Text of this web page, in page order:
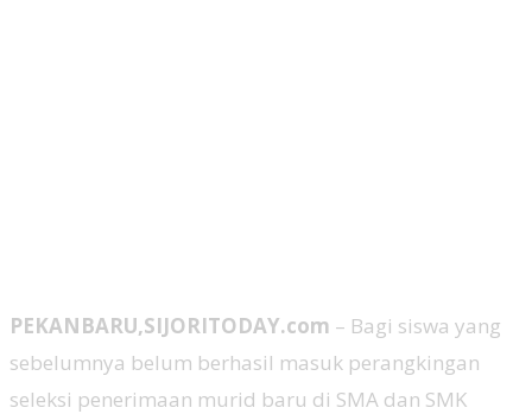
PEKANBARU,SIJORITODAY.com – Bagi siswa yang
sebelumnya belum berhasil masuk perangkingan
seleksi penerimaan murid baru di SMA dan SMK